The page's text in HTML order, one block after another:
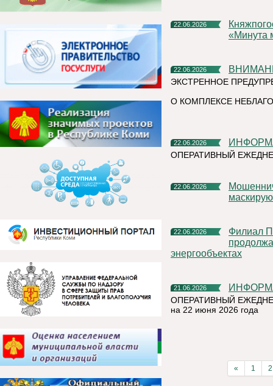
22.06.2026
Княжпогостский округ присоединился к Всероссийской акции
«Минута
22.06.2026
ЭКСТРЕННОЕ
О КОМПЛЕКСЕ
22.06.2026
ОПЕРАТИВНЫЙ
22.06.2026
Мошенническая схема в мессенджерах: как аферисты
22.06.2026
Филиал ПАО «Россети Северо-Запад» в Республике Коми
энергообъектах
21.06.2026
ОПЕРАТИВНЫЙ
на 22 июня 2026 года
« 1 2